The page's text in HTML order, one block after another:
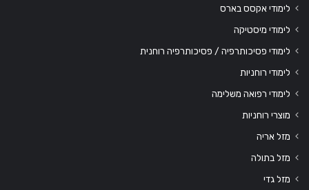
לימודי אקסס בארס
לימודי מיסטיקה
לימודי פסיכותרפיה / פסיכותרפיה רוחנית
לימודי רוחניות
לימודי רפואה משלימה
מוצרי רוחניות
מזל אריה
מזל בתולה
מזל גדי